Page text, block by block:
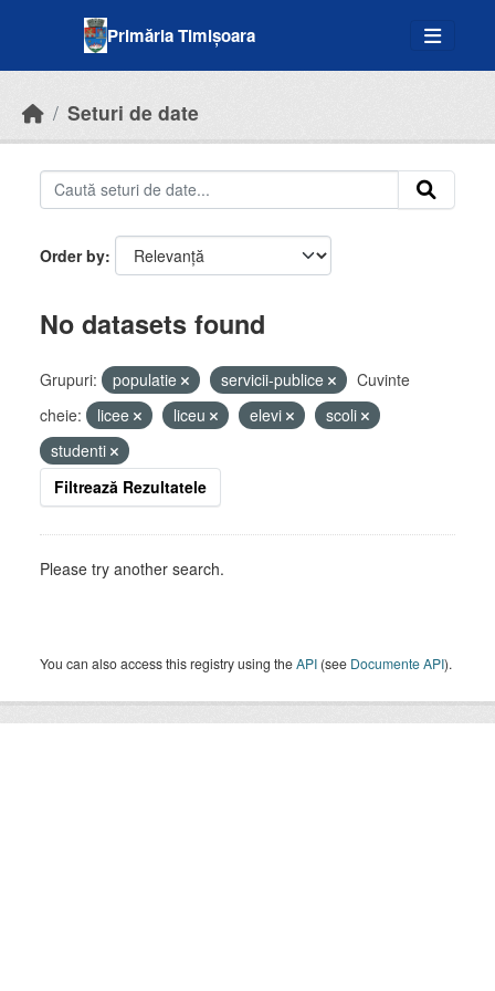
Primăria Timișoara
Seturi de date
Order by
No datasets found
Grupuri: populatie servicii-publice
Cuvinte
cheie:
licee liceu elevi
scoli
studenti
Filtrează Rezultatele
Please try another search.
You can also access this registry using theAPI (see Documente API).